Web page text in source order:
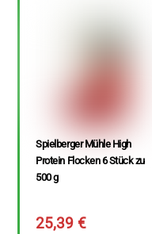
Spielberger Mühle High
Protein Flocken 6 Stück zu
500 g
25,39€